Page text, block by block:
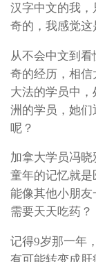
汉字中文的我
奇的，我感觉这
从不会中文到
奇的经历，相
大法的学员中
洲的学员，她
呢？
加拿大学员冯晓
童年的记忆就
能像其他小朋
需要天天吃药？
记得9岁那一年